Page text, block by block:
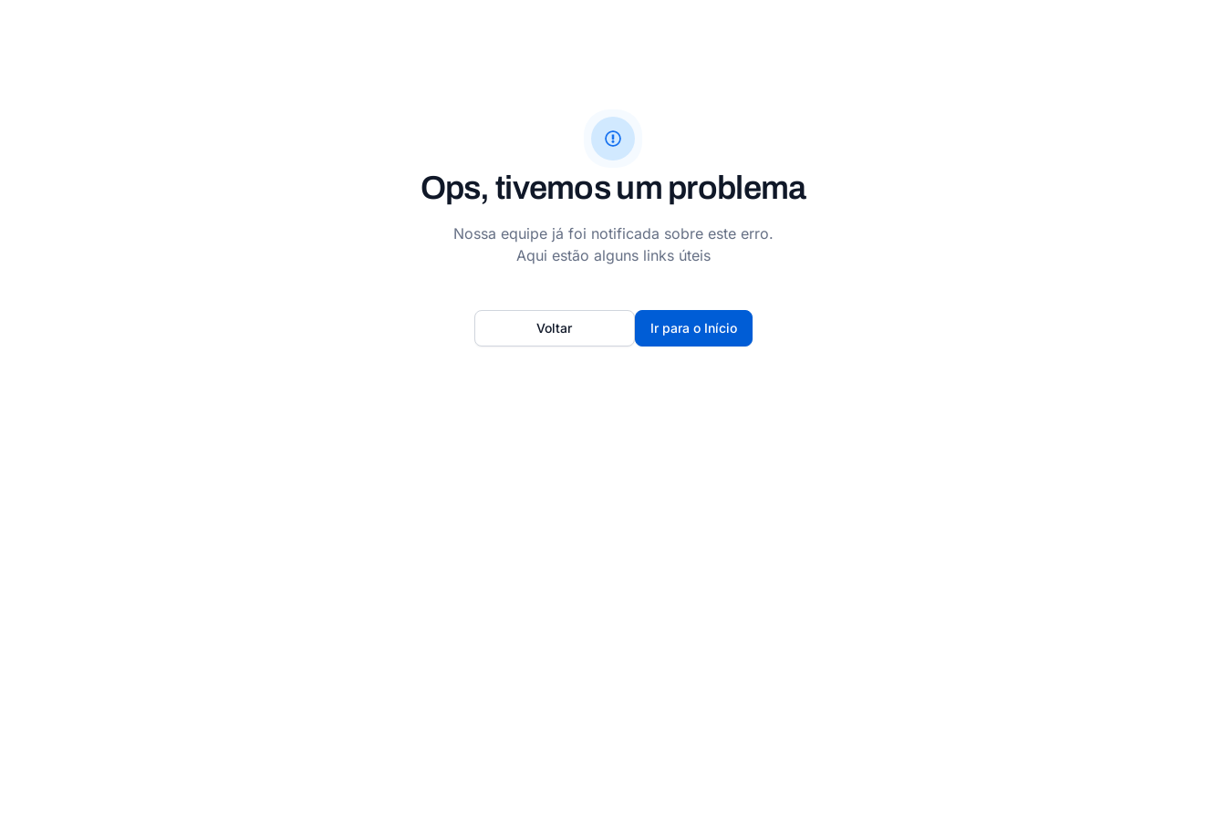
Ops, tivemos um problema
Nossa equipe já foi notificada sobre este erro.
Aqui estão alguns links úteis
Ir para o Início
Voltar